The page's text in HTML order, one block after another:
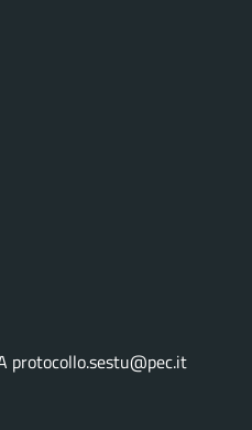
protocollo.sestu@pec.it